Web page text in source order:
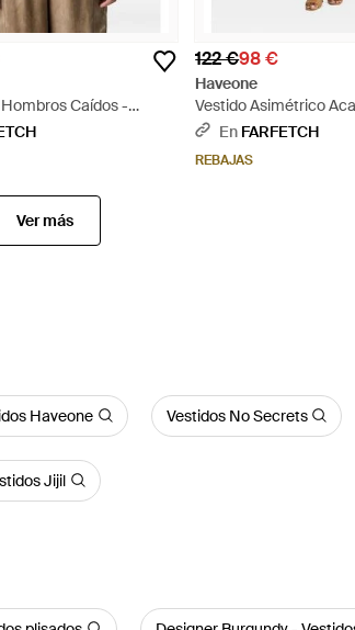
Caídos -
122 €98 €
Haveone
Vestido Asimétrico
Lazo En La Espalda -
En FARFETCH
REBAJAS
Ver más
Haveone Vestidos No Secrets
Jijil